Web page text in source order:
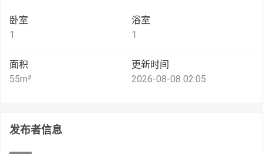
卧室
1
浴室
1
面积
55m²
更新时间
2026-08-08 02:05
发布者信息